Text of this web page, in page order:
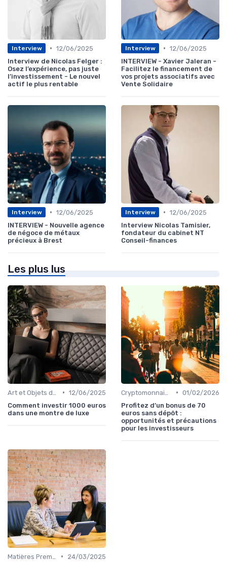
Interview • 12/06/2025
Interview de Nicolas Felger :
Osez l’expérience, pas juste
l’investissement - Le nouvel
actif le plus rentable
Interview • 12/06/2025
INTERVIEW - Xavier Jaleran -
Facilitez le financement de
vos projets associatifs avec
Vente Solidaire
Interview • 12/06/2025
INTERVIEW - Nouvelle agence
de négoce de métaux
précieux à Brest
Interview • 12/06/2025
Interview Nicolas Tamisier,
fondateur du cabinet NT
Conseil-finances
Les plus lus
• 12/06/2025
Comment investir 1000 euros
dans une montre de luxe
• 01/02/2026
Profitez d’un bonus de 70
euros sans dépôt :
opportunités et précautions
pour les investisseurs
•
24/03/2025